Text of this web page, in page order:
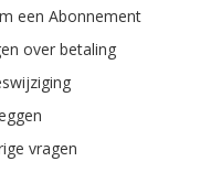
een Abonnement
over betaling
vragen